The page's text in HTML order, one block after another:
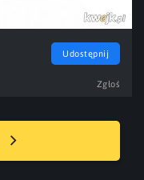
Udostępnij
Zgłoś